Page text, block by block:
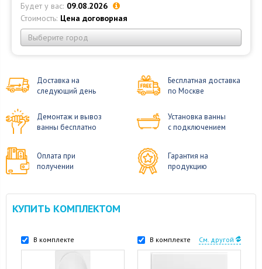
Будет у вас: 09.08.2026
Стоимость: Цена договорная
Выберите город
Доставка на
следующий день
Бесплатная доставка
по Москве
Демонтаж и вывоз
ванны бесплатно
Установка ванны
с подключением
Оплата при
получении
Гарантия на
продукцию
КУПИТЬ КОМПЛЕКТОМ
В комплекте В комплекте См. другой